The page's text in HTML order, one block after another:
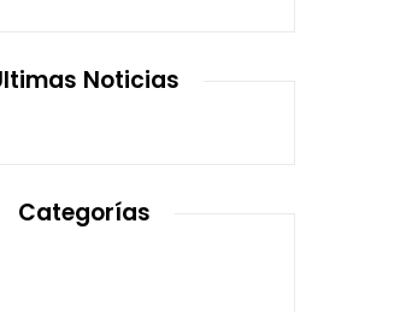
Noticias
Categorías